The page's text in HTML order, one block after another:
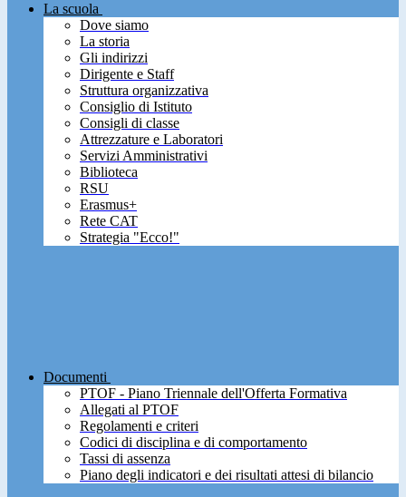
La scuola
Dove siamo
La storia
Gli indirizzi
Dirigente e Staff
Struttura organizzativa
Consiglio di Istituto
Consigli di classe
Attrezzature e Laboratori
Servizi Amministrativi
Biblioteca
RSU
Erasmus+
Rete CAT
Strategia "Ecco!"
Documenti
PTOF - Piano Triennale dell'Offerta Formativa
Allegati al PTOF
Regolamenti e criteri
Codici di disciplina e di comportamento
Tassi di assenza
Piano degli indicatori e dei risultati attesi di bilancio